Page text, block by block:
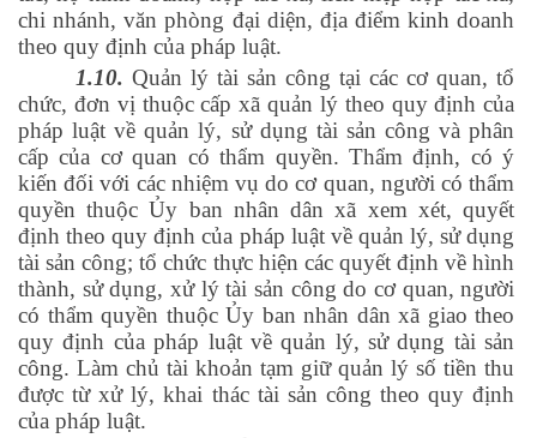
chi nhánh, văn phòng đại diện, địa điểm kinh doanh
theo quy định của pháp luật.
1.10. Quản lý tài sản công tại các cơ quan, tổ
chức, đơn vị thuộc cấp xã quản lý theo quy định của
pháp luật về quản lý, sử dụng tài sản công và phân
cấp của cơ quan có thẩm quyền. Thẩm định, có ý
kiến đối với các nhiệm vụ do cơ quan, người có thẩm
quyền thuộc Ủy ban nhân dân xã xem xét, quyết
định theo quy định của pháp luật về quản lý, sử dụng
tài sản công; tổ chức thực hiện các quyết định về hình
thành, sử dụng, xử lý tài sản công do cơ quan, người
có thẩm quyền thuộc Ủy ban nhân dân xã giao theo
quy định của pháp luật về quản lý, sử dụng tài sản
công. Làm chủ tài khoản tạm giữ quản lý số tiền thu
được từ xử lý, khai thác tài sản công theo quy định
của pháp luật.